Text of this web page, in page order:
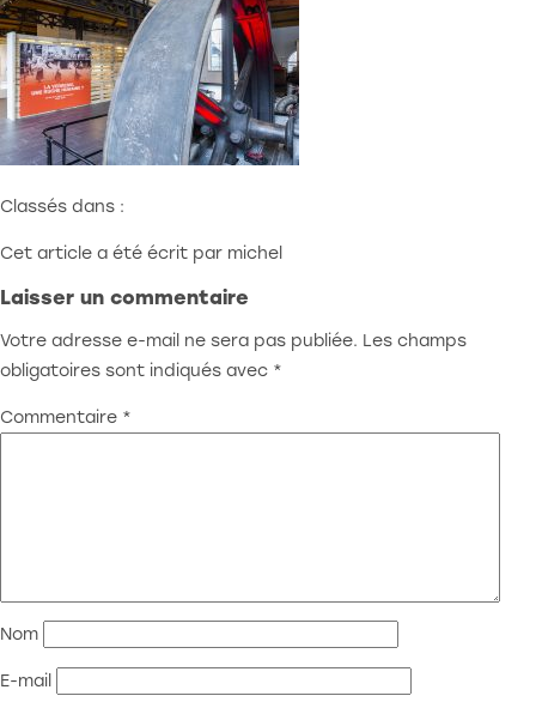
Classés dans :
Cet article a été écrit par michel
Laisser un commentaire
Votre adresse e-mail ne sera pas publiée. Les champs
obligatoires sont indiqués avec *
Commentaire *
Nom
E-mail
1000 Bruxelles
Atelier:
Rue Redouté 21b
6870 Saint-Hubert
benjamin@stoz.design
0032 (0)470 33 33 36
© 2023 • Tout droit réservé